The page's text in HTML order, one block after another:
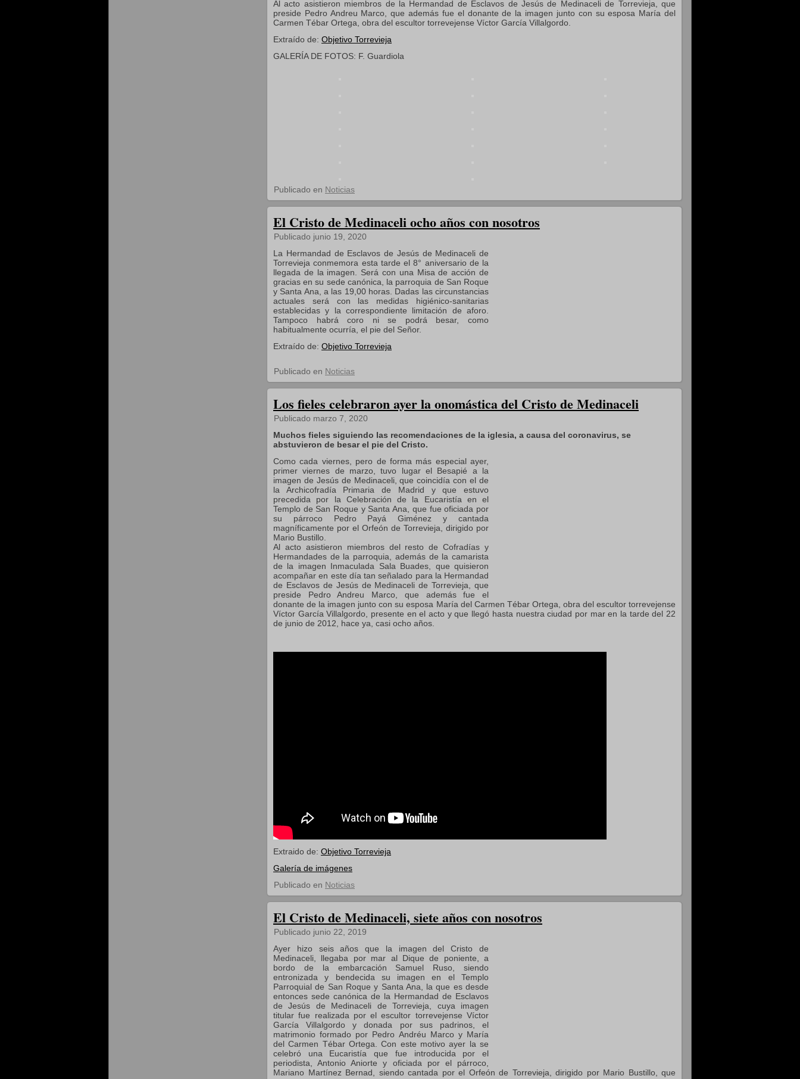
Al acto asistieron miembros de la Hermandad de Esclavos de Jesús de Medinaceli de Torrevieja, que
preside Pedro Andreu Marco, que además fue el donante de la imagen junto con su esposa María del
Carmen Tébar Ortega, obra del escultor torrevejense Víctor García Villalgordo.
Extraído de: Objetivo Torrevieja
GALERÍA DE FOTOS: F. Guardiola
Publicado en Noticias
El Cristo de Medinaceli ocho años con nosotros
Publicado junio 19, 2020
La Hermandad de Esclavos de Jesús de Medinaceli de
Torrevieja conmemora esta tarde el 8° aniversario de la
llegada de la imagen. Será con una Misa de acción de
gracias en su sede canónica, la parroquia de San Roque
y Santa Ana, a las 19,00 horas. Dadas las circunstancias
actuales será con las medidas higiénico-sanitarias
establecidasy la correspondiente limitación de aforo.
Tampoco habrá coro ni se podrá besar, como
habitualmente ocurría, el pie del Señor.
Extraído de: Objetivo Torrevieja
Publicado en Noticias
Los fieles celebraron ayer la onomástica del Cristo de Medinaceli
Publicado marzo 7, 2020
Muchos fieles siguiendo las recomendaciones de la iglesia, a causa del coronavirus, se
abstuvieron de besar el pie del Cristo.
Como cada viernes, pero de forma más especial ayer,
primer viernes de marzo, tuvo lugar el Besapié a la
imagen de Jesús de Medinaceli, que coincidía con el de
la Archicofradía Primaria de Madrid y que estuvo
precedida por la Celebración de la Eucaristía en el
Templo de San Roque y Santa Ana, que fue oficiada por
su párroco Pedro Payá Giménez y cantada
magníficamente por el Orfeón de Torrevieja, dirigido por
Mario Bustillo.
Al acto asistieron miembros del resto de Cofradías y
Hermandades de la parroquia, además de la camarista
de la imagen Inmaculada Sala Buades, que quisieron
acompañar en este día tan señalado para la Hermandad
de Esclavos de Jesús de Medinaceli de Torrevieja, que
preside Pedro Andreu Marco, que además fue el
donante de la imagen junto con su esposa María del Carmen Tébar Ortega, obra del escultor torrevejense
Víctor García Villalgordo, presente en el acto y que llegó hasta nuestra ciudad por mar en la tarde del 22
de junio de 2012, hace ya, casi ocho años.
Extraido de: Objetivo Torrevieja
Galería de imágenes
Publicado en Noticias
El Cristo de Medinaceli, siete años con nosotros
Publicado junio 22, 2019
Ayer hizo seis años que la imagen del Cristo de
Medinaceli, llegaba por mar al Dique de poniente, a
bordo de la embarcación Samuel Ruso, siendo
entronizada y bendecida su imagen en el Templo
Parroquial de San Roque y Santa Ana, la que es desde
entonces sede canónica de la Hermandad de Esclavos
de Jesús de Medinaceli de Torrevieja, cuya imagen
titular fue realizada por el escultor torrevejense Víctor
García Villalgordo y donada por sus padrinos, el
matrimonio formado por Pedro Andréu Marco y María
del Carmen Tébar Ortega. Con este motivo ayer la se
celebró una Eucaristía que fue introducida por el
periodista, Antonio Aniorte y oficiada por el párroco,
Mariano Martínez Bernad, siendo cantada por el Orfeón de Torrevieja, dirigido por Mario Bustillo, que